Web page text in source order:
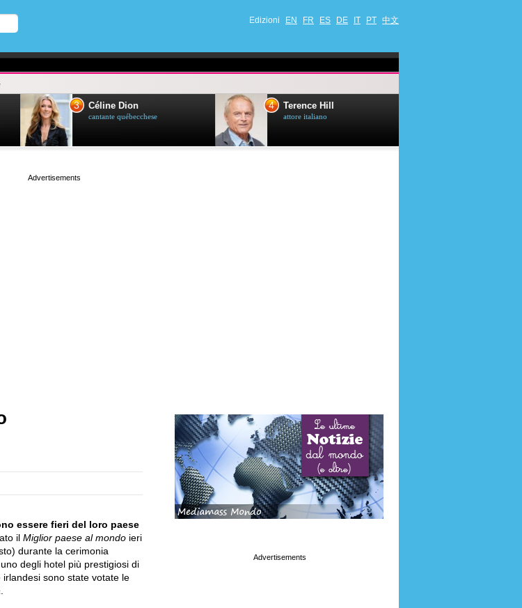
Edizioni EN FR ES DE IT PT 中文
3 Céline Dion
cantante québecchese
4 Terence Hill
attore italiano
essere fieri del loro paese
il Miglior paese al mondo ieri
durante la cerimonia
degli hotel più prestigiosi di
sono state votate le